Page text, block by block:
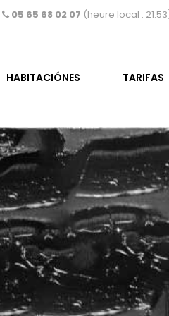
05 65 68 02 07 (heure local : 21:53
HABITACIÓNES TARIFAS